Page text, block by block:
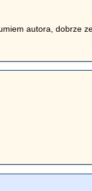
autora, dobrze